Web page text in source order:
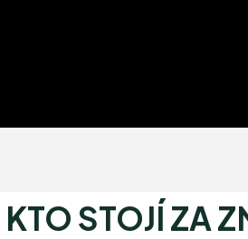
KTO STOJÍ ZA